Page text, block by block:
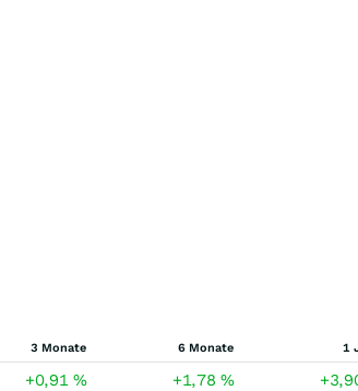
3 Monate 6 Monate 1
+0,91% +1,78%